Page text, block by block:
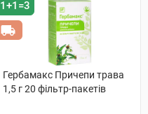
1+1=3
Гербамакс Причепи трава
1,5 г 20 фільтр-пакетів